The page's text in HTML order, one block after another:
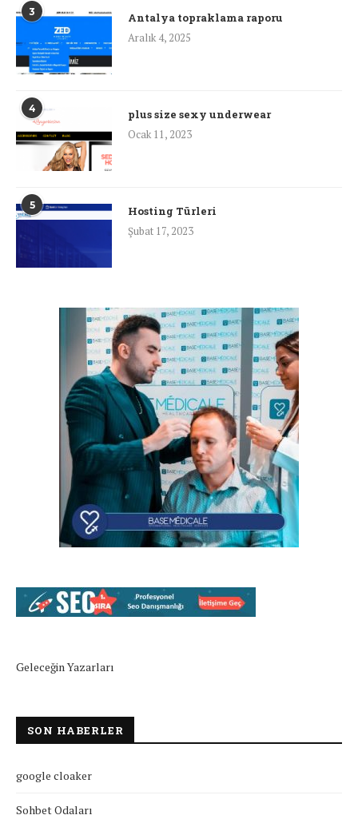
3
Antalya topraklama raporu
Aralık 4, 2025
4
plus size sexy underwear
Ocak 11, 2023
5
Hosting Türleri
Şubat 17, 2023
Geleceğin Yazarları
SON HABERLER
google cloaker
Sohbet Odaları